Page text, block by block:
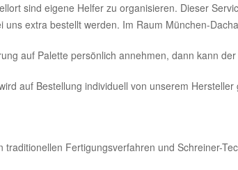
sind eigene Helfer zu organisieren. Dieser
extra bestellt werden. Im Raum München-
auf Palette persönlich annehmen, dann kann
auf Bestellung individuell von unserem
Fertigungsverfahren und Schreiner-